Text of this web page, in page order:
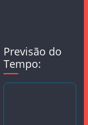
Previsão do
Tempo: